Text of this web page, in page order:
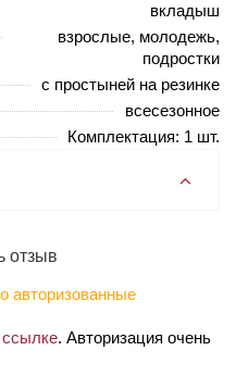
вкладыш
взрослые, молодежь,
подростки
с простыней на резинке
всесезонное
Комплектация: 1 шт.
отзыв
авторизованные
ссылке. Авторизация очень